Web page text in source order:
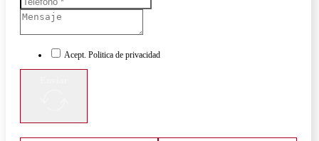
Acept. Politica de privacidad